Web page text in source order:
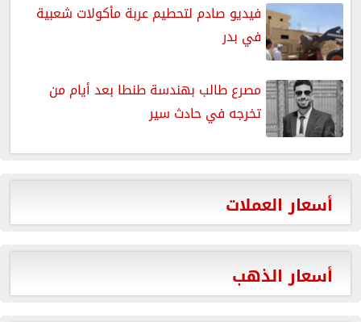
فيديو صادم لتحطيم عربة مأكولات شعبية
في بدر
مصرع طالب بهندسة طنطا بعد أيام من
تخرجه في حادث سير
أسعار العملات
أسعار الذهب